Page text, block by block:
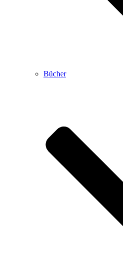
Bücher